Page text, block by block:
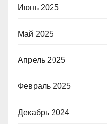
Июнь 2025
Май 2025
Апрель 2025
Февраль 2025
Декабрь 2024